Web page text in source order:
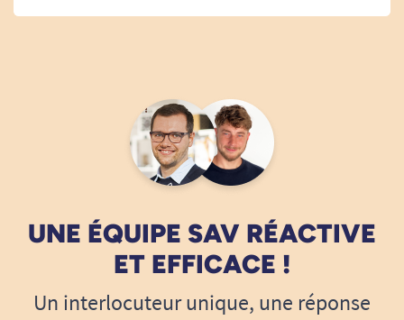
UNE ÉQUIPE SAV RÉACTIVE
ET EFFICACE !
Un interlocuteur unique, une réponse